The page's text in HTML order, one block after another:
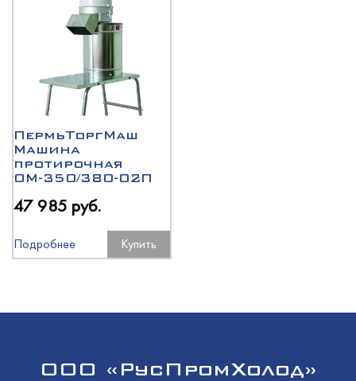
ПермьТоргМаш
Машина
протирочная
ОМ-350/380-02П
47 985 руб.
Подробнее Купить
ООО «РусПромХолод»